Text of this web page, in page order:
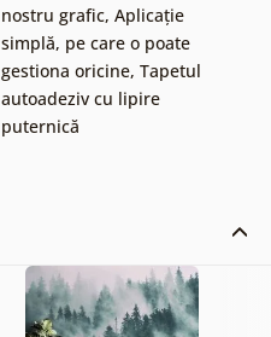
nostru grafic, Aplicație
simplă, pe care o poate
gestiona oricine, Tapetul
autoadeziv cu lipire
puternică